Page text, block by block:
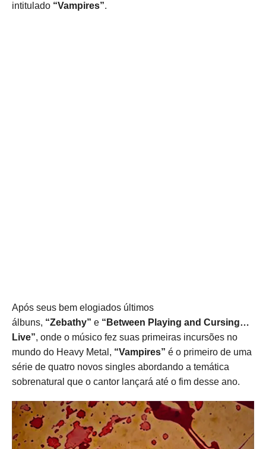
intitulado “Vampires”.
Após seus bem elogiados últimos
álbuns, “Zebathy” e “Between Playing and Cursing…
Live”, onde o músico fez suas primeiras incursões no
mundo do Heavy Metal, “Vampires” é o primeiro de uma
série de quatro novos singles abordando a temática
sobrenatural que o cantor lançará até o fim desse ano.